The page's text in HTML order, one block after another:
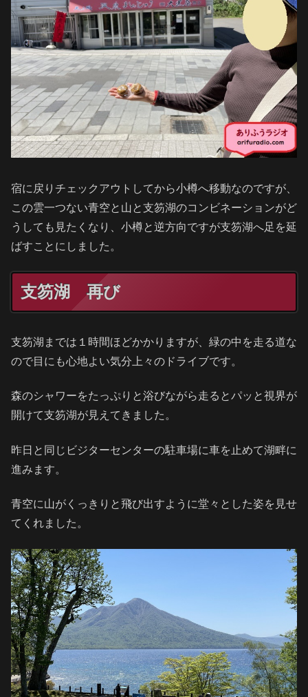
宿に戻りチェックアウトしてから小樽へ移動なのですが、
この雲一つない青空と山と支笏湖のコンビネーションがど
うしても見たくなり、小樽と逆方向ですが支笏湖へ足を延
ばすことにしました。
支笏湖 再び
支笏湖までは１時間ほどかかりますが、緑の中を走る道な
ので目にも心地よい気分上々のドライブです。
森のシャワーをたっぷりと浴びながら走るとパッと視界が
開けて支笏湖が見えてきました。
昨日と同じビジターセンターの駐車場に車を止めて湖畔に
進みます。
青空に山がくっきりと飛び出すように堂々とした姿を見せ
てくれました。